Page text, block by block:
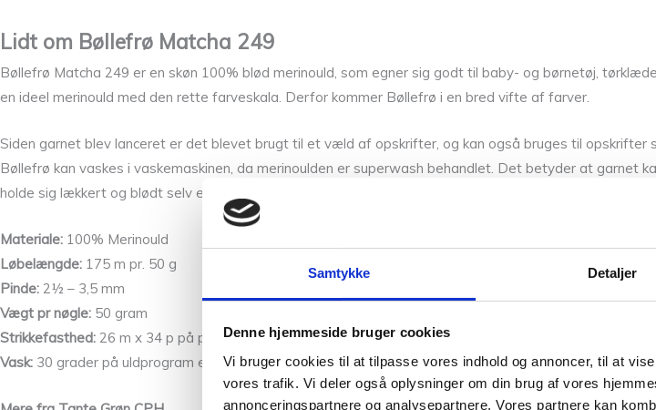
Samtykke Detaljer
Denne hjemmeside bruger cookies
Vi bruger cookies til at tilpasse vores indhold og annoncer, til at
vores trafik. Vi deler også oplysninger om din brug af vores
annonceringspartnere og analysepartnere. Vores partnere kan
Lidt om Bøllefrø Matcha 249
Bøllefrø Matcha 249 er en skøn 100% blød merinould, som egner sig godt til baby- og børnetøj,
en ideel merinould med den rette farveskala. Derfor kommer Bøllefrø i en bred vifte af farver.
Siden garnet blev lanceret er det blevet brugt til et væld af opskrifter, og kan også bruges til opskrifter
Bøllefrø kan vaskes i vaskemaskinen, da merinoulden er superwash behandlet. Det betyder at garnet
holde sig lækkert og blødt selv efter flere vaske.
Materiale: 100% Merinould
Løbelængde: 175 m pr. 50 g
Pinde: 2½ – 3,5 mm
Vægt pr nøgle: 50 gram
Strikkefasthed: 26 m x 34 p på pind nr. 3 = 10×10 cm
Vask: 30 grader på uldprogram eller håndvaskeprogram meduldvaskemiddel. Let centrifugering og lad